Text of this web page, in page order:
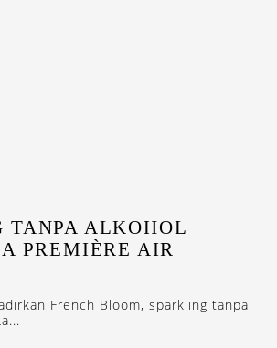
TANPA ALKOHOL
PREMIÈRE AIR
French Bloom, sparkling tanpa